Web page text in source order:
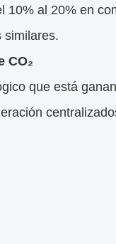
al 20% en
similares.
CO₂
que está